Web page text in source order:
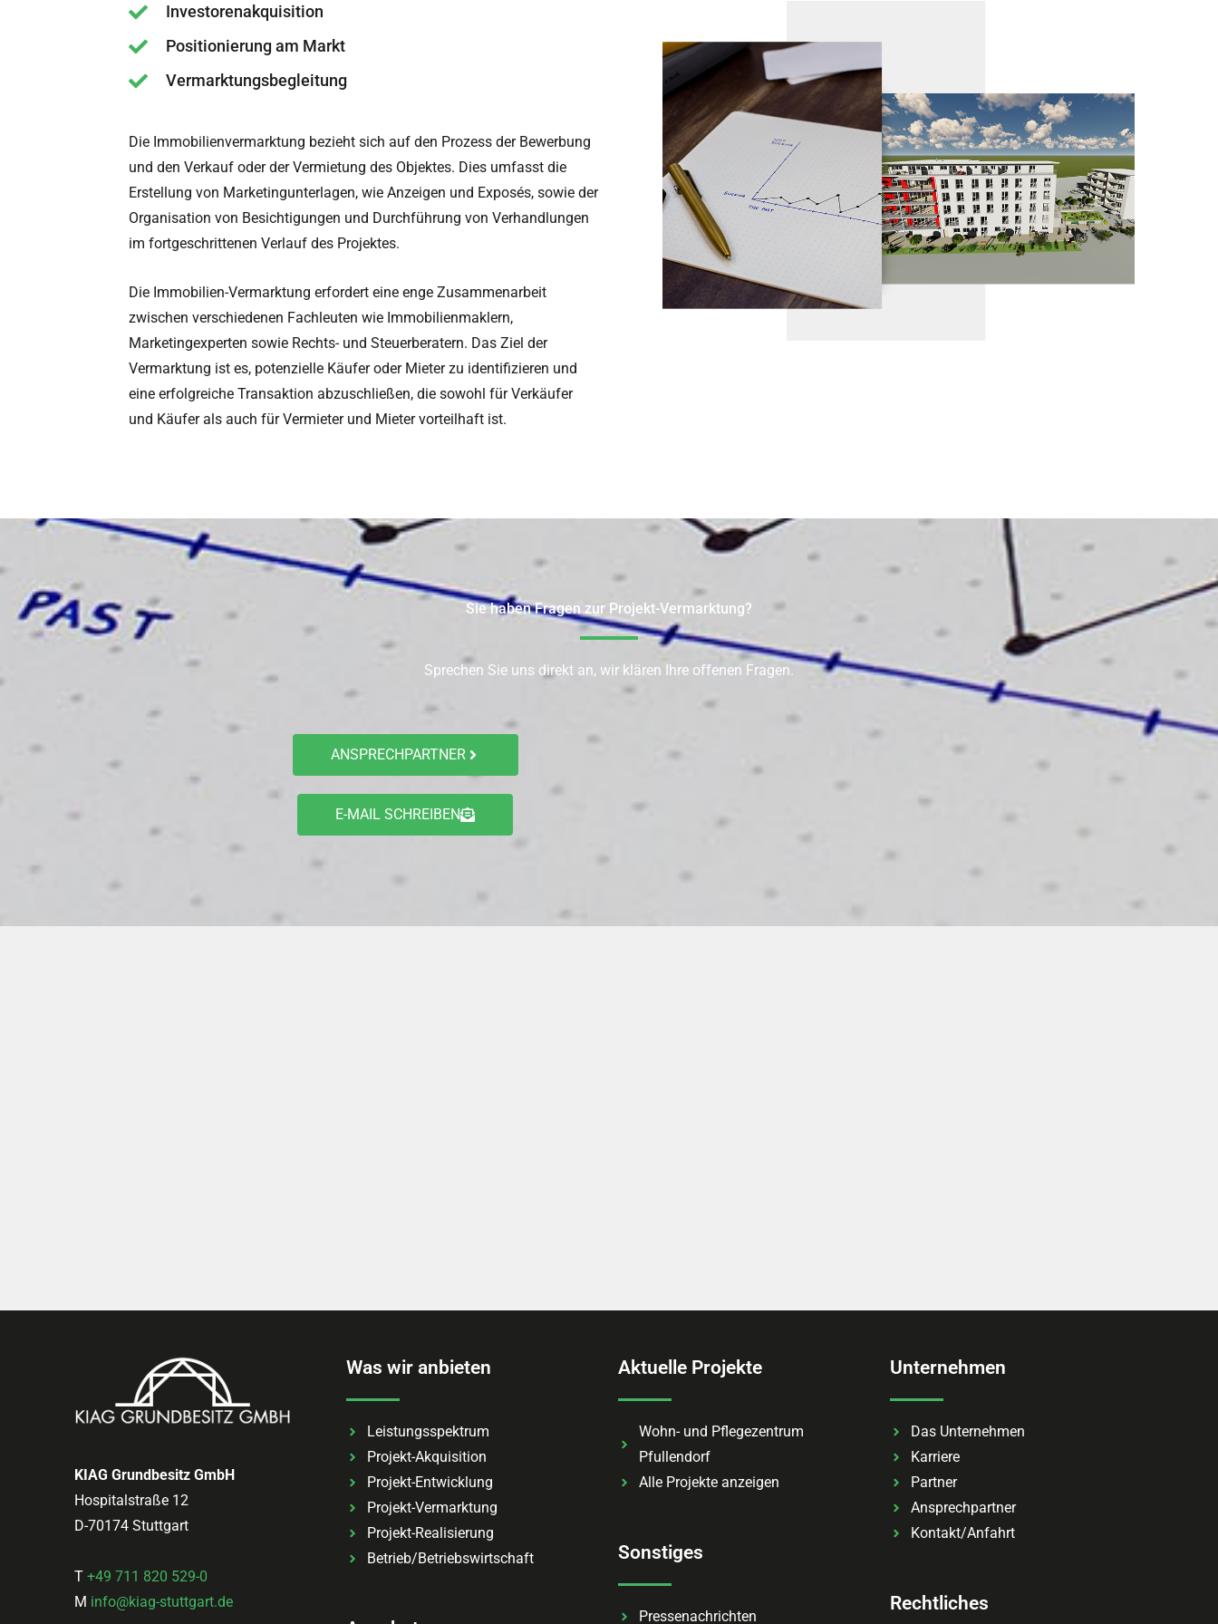
Investorenakquisition
Positionierung am Markt
Vermarktungsbegleitung
Die Immobilienvermarktung bezieht sich auf den Prozess der Bewerbung
und den Verkauf oder der Vermietung des Objektes. Dies umfasst die
Erstellung von Marketingunterlagen, wie Anzeigen und Exposés, sowie der
Organisation von Besichtigungen und Durchführung von Verhandlungen
im fortgeschrittenen Verlauf des Projektes.
Die Immobilien-Vermarktung erfordert eine enge Zusammenarbeit
zwischen verschiedenen Fachleuten wie Immobilienmaklern,
Marketingexperten sowie Rechts- und Steuerberatern. Das Ziel der
Vermarktung ist es, potenzielle Käufer oder Mieter zu identifizieren und
eine erfolgreiche Transaktion abzuschließen, die sowohl für Verkäufer
und Käufer als auch für Vermieter und Mieter vorteilhaft ist.
Sie haben Fragen zur Projekt-Vermarktung?
Sprechen Sie uns direkt an, wir klären Ihre offenen Fragen.
ANSPRECHPARTNER
E-MAIL SCHREIBEN
KIAG Grundbesitz GmbH
Hospitalstraße 12
D-70174 Stuttgart
T +49 711 820 529-0
M info@kiag-stuttgart.de
Was wir anbieten
Leistungsspektrum
Projekt-Akquisition
Projekt-Entwicklung
Projekt-Vermarktung
Projekt-Realisierung​
Betrieb/Betriebswirtschaft
Aktuelle Projekte
Wohn- und Pflegezentrum
Pfullendorf
Alle Projekte anzeigen
Sonstiges
Pressenachrichten
Unternehmen
Das Unternehmen
Karriere
Partner
Ansprechpartner
Kontakt/Anfahrt
Rechtliches